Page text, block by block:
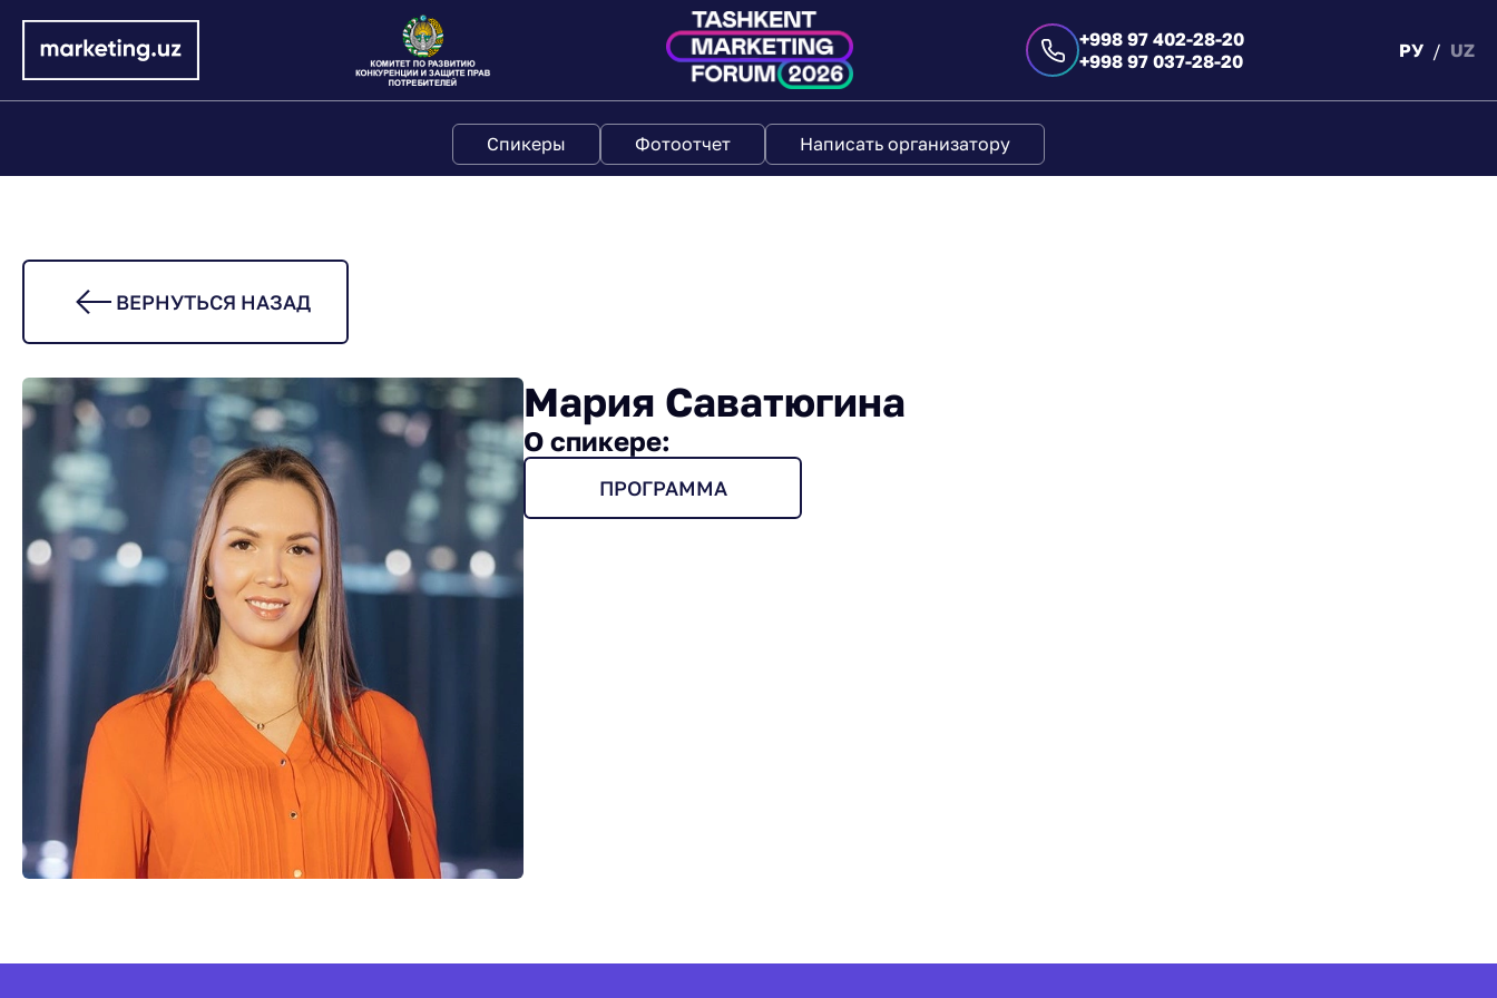
+998 97 402-28-20
+998 97 037-28-20
РУ UZ
Спикеры Фотоотчет Написать организатору
ВЕРНУТЬСЯ НАЗАД
Мария Саватюгина
О спикере:
ПРОГРАММА